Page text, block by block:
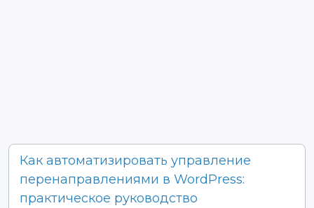
Как автоматизировать управление
перенаправлениями в WordPress:
практическое руководство